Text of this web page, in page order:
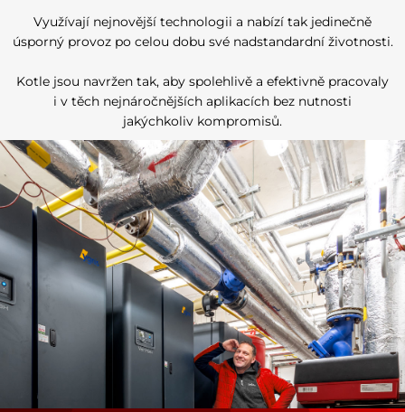
Využívají nejnovější technologii a nabízí tak jedinečně
úsporný provoz po celou dobu své nadstandardní životnosti.
Kotle jsou navržen tak, aby spolehlivě a efektivně pracovaly
i v těch nejnáročnějších aplikacích bez nutnosti
jakýchkoliv kompromisů.